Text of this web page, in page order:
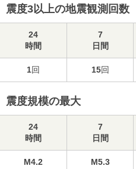
震度3以上の地震観測回数
24
時間
7
日間
1回 15回
震度規模の最大
24
時間
7
日間
M4.2
M5.3